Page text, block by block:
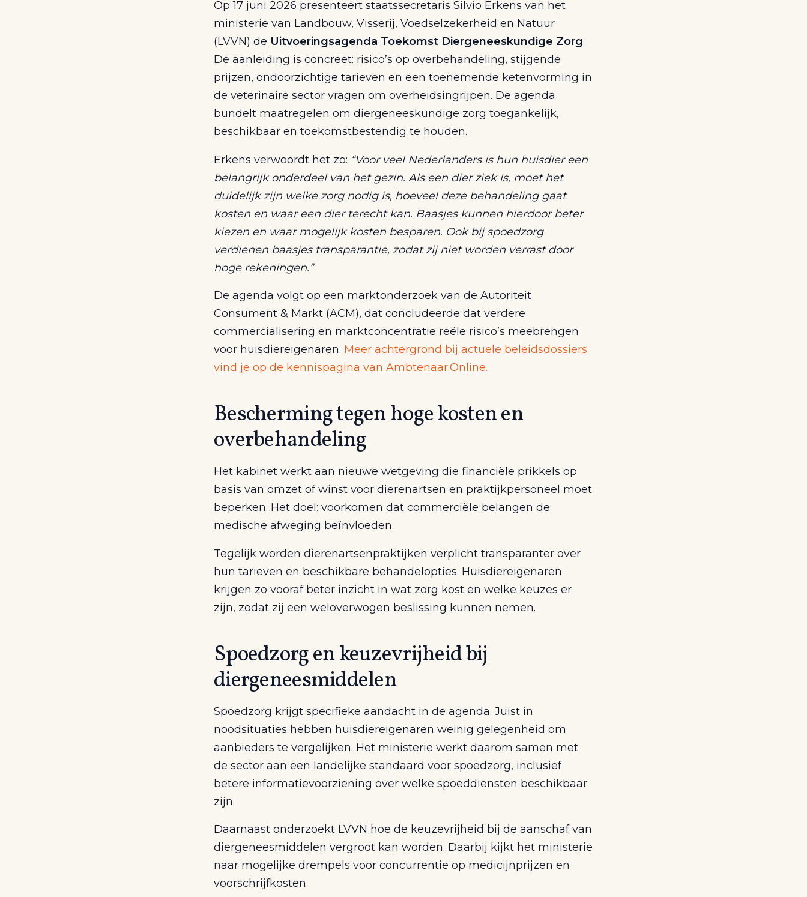
Op 17 juni 2026 presenteert staatssecretaris Silvio Erkens van het
ministerie van Landbouw, Visserij, Voedselzekerheid en Natuur
(LVVN) de Uitvoeringsagenda Toekomst Diergeneeskundige Zorg.
De aanleiding is concreet: risico’s op overbehandeling, stijgende
prijzen, ondoorzichtige tarieven en een toenemende ketenvorming in
de veterinaire sector vragen om overheidsingrijpen. De agenda
bundelt maatregelen om diergeneeskundige zorg toegankelijk,
beschikbaar en toekomstbestendig te houden.
Erkens verwoordt het zo: “Voor veel Nederlanders is hun huisdier een
belangrijk onderdeel van het gezin. Als een dier ziek is, moet het
duidelijk zijn welke zorg nodig is, hoeveel deze behandeling gaat
kosten en waar een dier terecht kan. Baasjes kunnen hierdoor beter
kiezen en waar mogelijk kosten besparen. Ook bij spoedzorg
verdienen baasjes transparantie, zodat zij niet worden verrast door
hoge rekeningen.”
De agenda volgt op een marktonderzoek van de Autoriteit
Consument & Markt (ACM), dat concludeerde dat verdere
commercialisering en marktconcentratie reële risico’s meebrengen
voor huisdiereigenaren. Meer achtergrond bij actuele beleidsdossiers
vind je op de kennispagina van Ambtenaar.Online.
Bescherming tegen hoge kosten en
overbehandeling
Het kabinet werkt aan nieuwe wetgeving die financiële prikkels op
basis van omzet of winst voor dierenartsen en praktijkpersoneel moet
beperken. Het doel: voorkomen dat commerciële belangen de
medische afweging beïnvloeden.
Tegelijk worden dierenartsenpraktijken verplicht transparanter over
hun tarieven en beschikbare behandelopties. Huisdiereigenaren
krijgen zo vooraf beter inzicht in wat zorg kost en welke keuzes er
zijn, zodat zij een weloverwogen beslissing kunnen nemen.
Spoedzorg en keuzevrijheid bij
diergeneesmiddelen
Spoedzorg krijgt specifieke aandacht in de agenda. Juist in
noodsituaties hebben huisdiereigenaren weinig gelegenheid om
aanbieders te vergelijken. Het ministerie werkt daarom samen met
de sector aan een landelijke standaard voor spoedzorg, inclusief
betere informatievoorziening over welke spoeddiensten beschikbaar
zijn.
Daarnaast onderzoekt LVVN hoe de keuzevrijheid bij de aanschaf van
diergeneesmiddelen vergroot kan worden. Daarbij kijkt het ministerie
naar mogelijke drempels voor concurrentie op medicijnprijzen en
voorschrijfkosten.